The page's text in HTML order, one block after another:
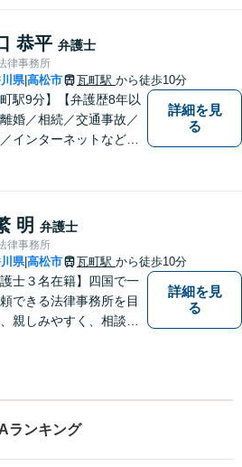
お手伝いができれば、
す。お気軽にご相談く
。
恭平 弁護士
律事務所
県|高松市 瓦町駅 から徒歩10分
町駅9分】【弁護歴8年以
離婚／相続／交通事故／
インターネットなど幅
とって最善の解決を模
す。まずはお気軽にご
ださい。
詳細を見
る
明 弁護士
律事務所
県|高松市 瓦町駅 から徒歩10分
護士３名在籍】四国で一
できる法律事務所を目
親しみやすく、相談し
詳細を見
る
ランキング